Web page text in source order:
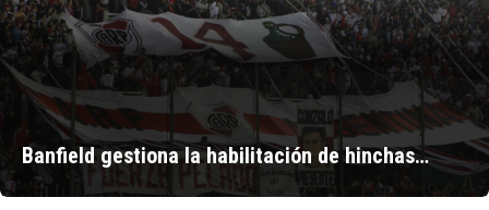
Banfield gestiona la habilitación de hinchas…